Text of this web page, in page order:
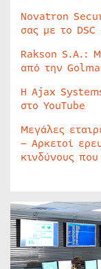
Novatron
σας με το DSC
Rakson S.A.:
από την
Η Ajax
στο YouTube
Μεγάλες
– Αρκετοί
κινδύνους